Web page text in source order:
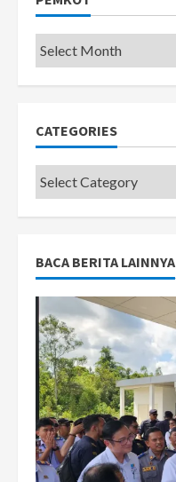
Pemkot
CATEGORIES
Categories
BACA BERITA LAINNYA